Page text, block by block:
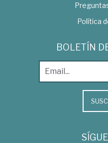
Política
BOLETÍN